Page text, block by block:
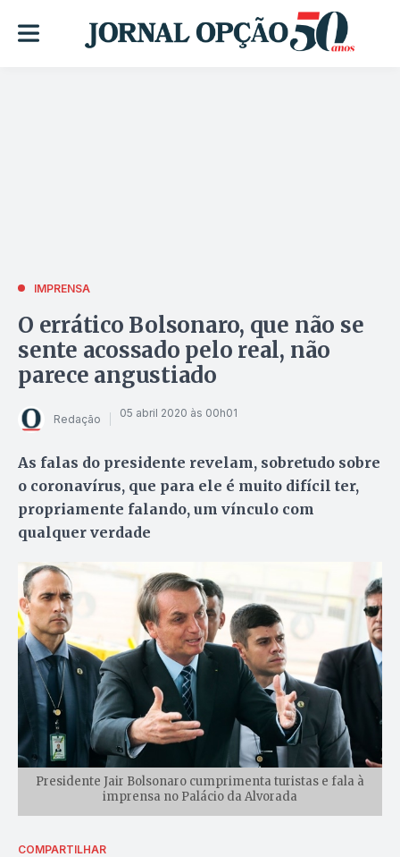
IMPRENSA
O errático Bolsonaro, que não se
sente acossado pelo real, não
parece angustiado
Redação 05 abril 2020 às 00h01
As falas do presidente revelam, sobretudo sobre
o coronavírus, que para ele é muito difícil ter,
propriamente falando, um vínculo com
qualquer verdade
Presidente Jair Bolsonaro cumprimenta turistas e fala à
imprensa no Palácio da Alvorada
COMPARTILHAR